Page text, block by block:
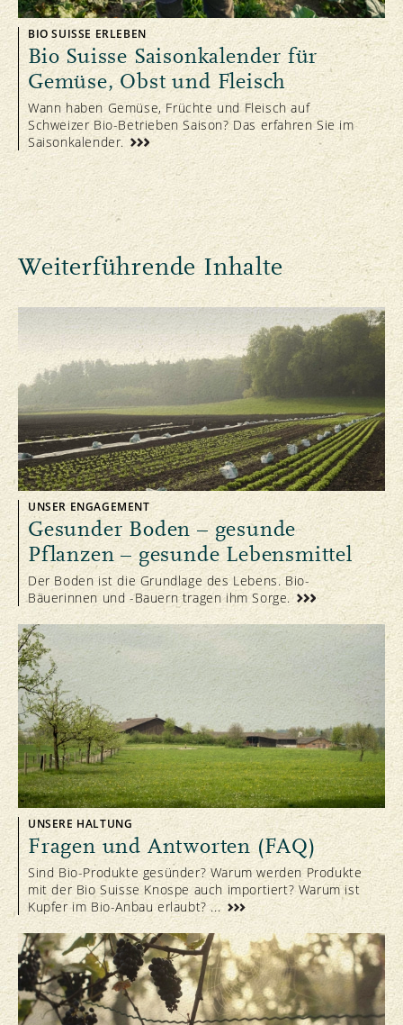
BIO SUISSE ERLEBEN
Bio Suisse Saisonkalender für
Gemüse, Obst und Fleisch
Wann haben Gemüse, Früchte und Fleisch auf
Schweizer Bio-Betrieben Saison? Das erfahren Sie im
Saisonkalender.
Weiterführende Inhalte
UNSER ENGAGEMENT
Gesunder Boden – gesunde
Pflanzen – gesunde Lebensmittel
Der Boden ist die Grundlage des Lebens. Bio-
Bäuerinnen und -Bauern tragen ihm Sorge.
UNSERE HALTUNG
Fragen und Antworten (FAQ)
Sind Bio-Produkte gesünder? Warum werden Produkte
mit der Bio Suisse Knospe auch importiert? Warum ist
Kupfer im Bio-Anbau erlaubt? ...